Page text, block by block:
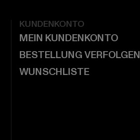
KUNDENKONTO
MEIN KUNDENKONTO
BESTELLUNG VERFOLGEN
WUNSCHLISTE